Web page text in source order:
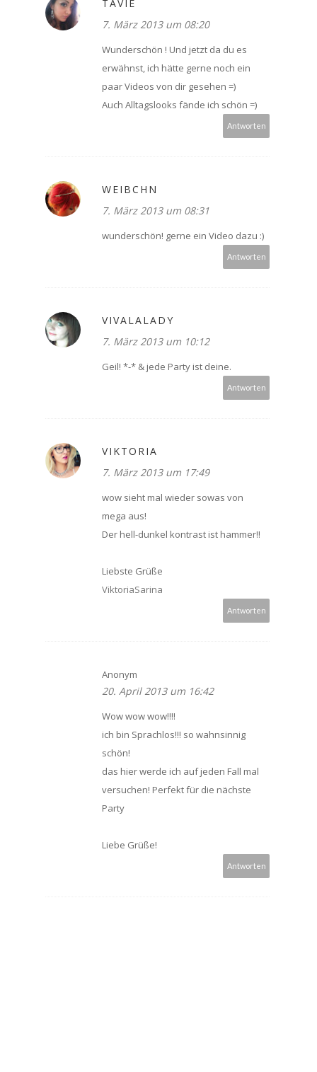
TAVIE
7. März 2013 um 08:20
Wunderschön ! Und jetzt da du es
erwähnst, ich hätte gerne noch ein
paar Videos von dir gesehen =)
Auch Alltagslooks fände ich schön =)
Antworten
WEIBCHN
7. März 2013 um 08:31
wunderschön! gerne ein Video dazu :)
Antworten
VIVALALADY
7. März 2013 um 10:12
Geil! *-* & jede Party ist deine.
Antworten
VIKTORIA
7. März 2013 um 17:49
wow sieht mal wieder sowas von
mega aus!
Der hell-dunkel kontrast ist hammer!!
Liebste Grüße
ViktoriaSarina
Antworten
Anonym
20. April 2013 um 16:42
Wow wow wow!!!!
ich bin Sprachlos!!! so wahnsinnig
schön!
das hier werde ich auf jeden Fall mal
versuchen! Perfekt für die nächste
Party
Liebe Grüße!
Antworten